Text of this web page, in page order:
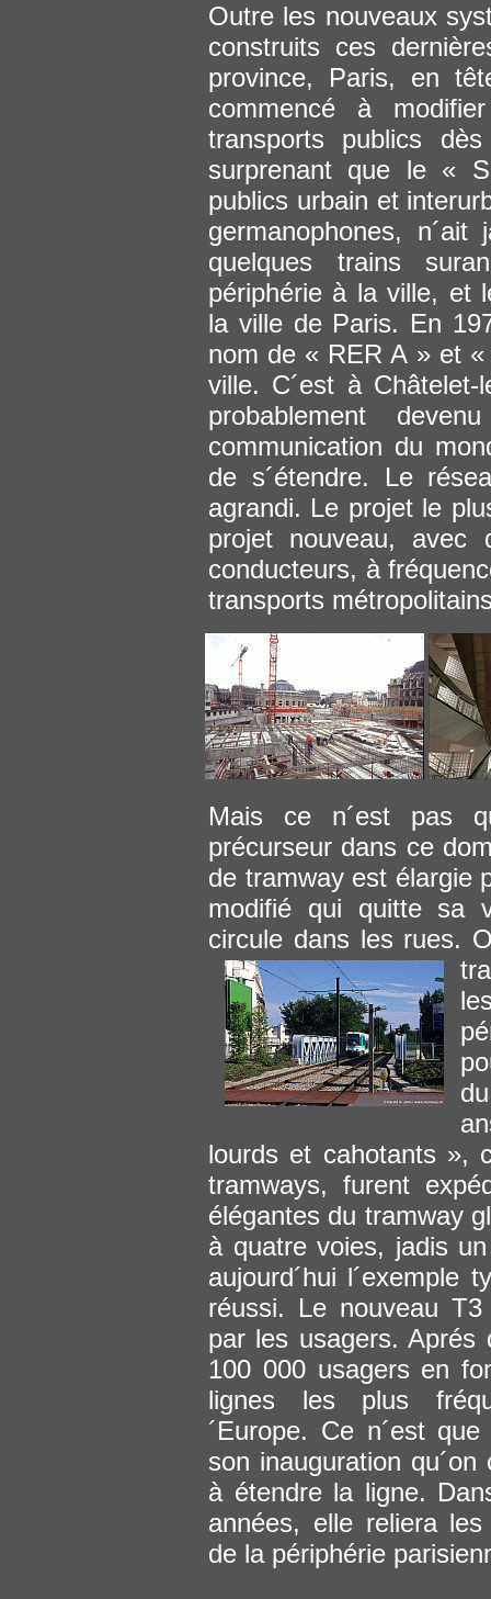
Outre les nouveaux
construits ces
province, Paris, en
commencé à
transports publics
surprenant que le «
publics urbain et
germanophones,
quelques trains
périphérie à la ville, et
la ville de Paris. En
nom de « RER A » et
ville. C´est à
probablement
communication du
de s´étendre. Le
agrandi. Le projet le
projet nouveau, avec
conducteurs, à
transports
Mais ce n´est pas
précurseur dans ce
de tramway est élargie
modifié qui quitte sa
circule dans les rues.
lourds et cahotants »,
tramways, furent
élégantes du tramway
à quatre voies, jadis
aujourd´hui l´exemple
réussi. Le nouveau
par les usagers.
100 000 usagers en
lignes les plus
´Europe. Ce n´est
son inauguration qu´on
à étendre la ligne.
années, elle reliera
de la périphérie